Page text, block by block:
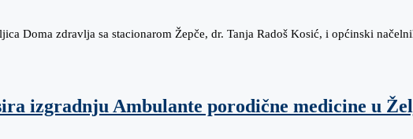
Doma zdravlja sa stacionarom Žepče, dr. Tanja Radoš Kosić, i općinski
izgradnju Ambulante porodične medicine u